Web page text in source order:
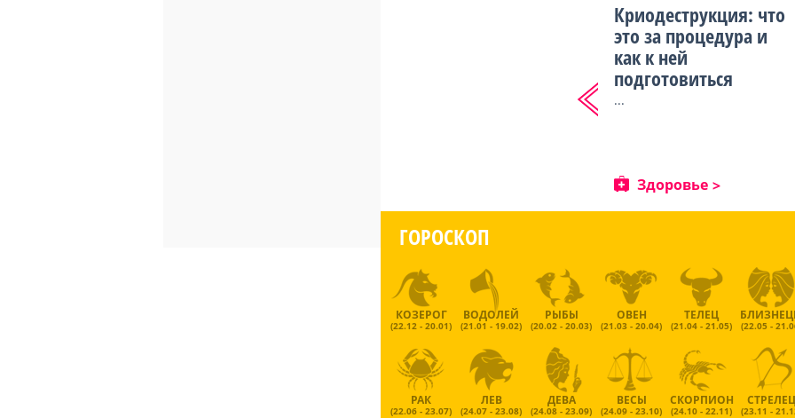
Криодеструкция: что
это за процедура и
как к ней
подготовиться
...
Здоровье
ГОРОСКОП
КОЗЕРОГ
(22.12 - 20.01)
ВОДОЛЕЙ
(21.01 - 19.02)
РЫБЫ
(20.02 - 20.03)
ОВЕН
(21.03 - 20.04)
ТЕЛЕЦ
(21.04 - 21.05) (22.05 -
РАК
(22.06 - 23.07)
ЛЕВ
(24.07 - 23.08)
ДЕВА
(24.08 - 23.09)
ВЕСЫ
(24.09 - 23.10)
СКОРПИОН
(24.10 - 22.11)
СТРЕЛЕЦ
(23.11 -